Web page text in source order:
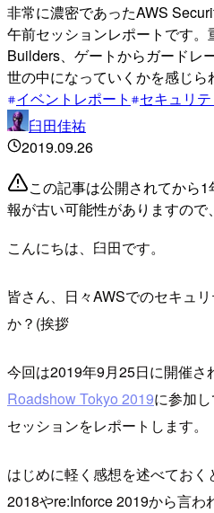
非常に濃密であったAWS
午前セッションレポートです。
Builders、ゲートからガードレ
世の中になっていくかを感じら
イベントレポート
セキュリテ
臼田佳祐
2019.09.26
この記事は公開されてから
報が古い可能性がありますので
こんにちは、臼田です。
皆さん、日々AWSでのセキュ
か？(挨拶
今回は2019年9月25日に開催さ
Roadshow Tokyo 2019に参加
セッションをレポートします。
はじめに軽く感想を述べてお
2018やre:Inforce 2019から言わ